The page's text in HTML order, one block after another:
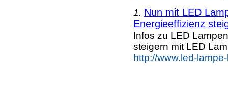
1. Nun mit LED
Energieeffizienz
Infos zu LED
steigern mit LED
http://www.led-